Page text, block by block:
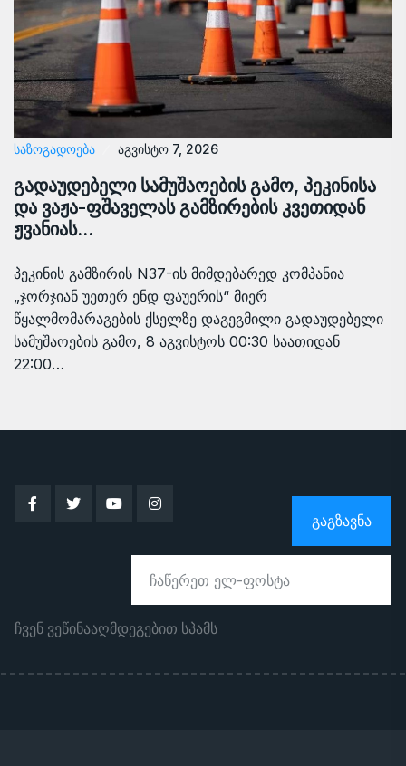
ᲡᲐᲖᲝᲒᲐᲓᲝᲔᲑᲐ აგვისტო 7, 2026
გადაუდებელი სამუშაოების გამო, პეკინისა
და ვაჟა-ფშაველას გამზირების კვეთიდან
ჟვანიას…
პეკინის გამზირის N37-ის მიმდებარედ კომპანია
„ჯორჯიან უეთერ ენდ ფაუერის“ მიერ
წყალმომარაგების ქსელზე დაგეგმილი გადაუდებელი
სამუშაოების გამო, 8 აგვისტოს 00:30 საათიდან
22:00…
ᲒᲐᲒᲖᲐᲕᲜᲐ
ჩვენ ვეწინააღმდეგებით სპამს